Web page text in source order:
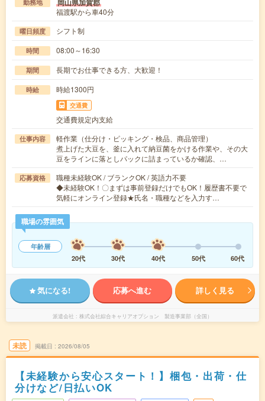
勤務地 岡山県加賀郡
福渡駅から車40分
曜日頻度 シフト制
時間 08:00～16:30
期間 長期でお仕事できる方、大歓迎！
時給 時給1300円
交通費
交通費規定内支給
仕事内容
軽作業（仕分け・ピッキング・検品、商品管理）
煮上げた大豆を、釜に入れて納豆菌をかける作業や、その大
豆をラインに落としパックに詰まっているか確認、…
応募資格
職種未経験OK / ブランクOK / 英語力不要
◆未経験OK！〇まずは事前登録だけでもOK！履歴書不要で
気軽にオンライン登録★氏名・職種などを入力す…
職場の雰囲気
年齢層
20代
30代 40代 50代 60代
気になる! 応募へ進む 詳しく見る
派遣会社 株式会社綜合キャリアオプション 製造事業部（全国）
未読 掲載日 2026/08/05
【未経験から安心スタート！】梱包・出荷・仕
分けなど/日払いOK